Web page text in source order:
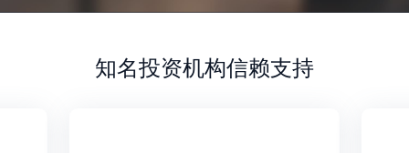
知名投资机构信赖支持